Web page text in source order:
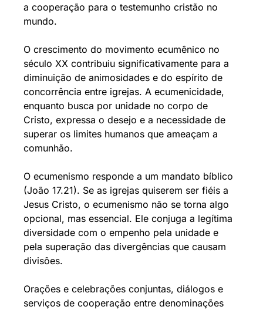
a cooperação para o testemunho cristão no
mundo.
O crescimento do movimento ecumênico no
século XX contribuiu significativamente para a
diminuição de animosidades e do espírito de
concorrência entre igrejas. A ecumenicidade,
enquanto busca por unidade no corpo de
Cristo, expressa o desejo e a necessidade de
superar os limites humanos que ameaçam a
comunhão.
O ecumenismo responde a um mandato bíblico
(João 17.21). Se as igrejas quiserem ser fiéis a
Jesus Cristo, o ecumenismo não se torna algo
opcional, mas essencial. Ele conjuga a legítima
diversidade com o empenho pela unidade e
pela superação das divergências que causam
divisões.
Orações e celebrações conjuntas, diálogos e
serviços de cooperação entre denominações